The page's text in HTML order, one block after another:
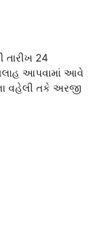
24
આપવામાં આવે
વહેલી તકે અરજી